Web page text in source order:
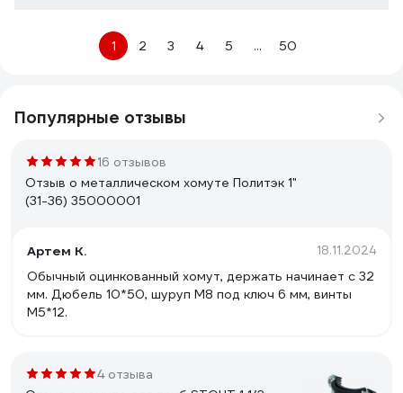
1 2 3 4 5 ... 50
Популярные отзывы
16 отзывов
Отзыв о металлическом хомуте Политэк 1"
(31-36) 35000001
Артем К. 18.11.2024
Обычный оцинкованный хомут, держать начинает с 32
мм. Дюбель 10*50, шуруп М8 под ключ 6 мм, винты
М5*12.
4 отзыва